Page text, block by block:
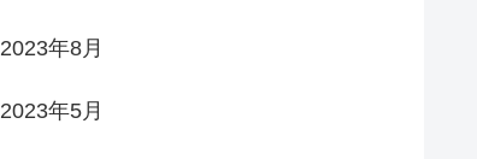
2023年8月
2023年5月